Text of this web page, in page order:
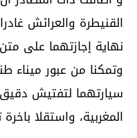
القنيطرة والعرائش
وتمكنا من عبور ميناء
سيارتهما لتفتيش
المغربية، واستقلا